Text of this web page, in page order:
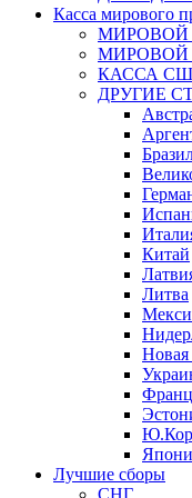
Касса мирового
МИРОВОЙ
МИРОВОЙ
КАССА
ДРУГИЕ
Китай
Литва
Новая
Лучшие сборы
СНГ